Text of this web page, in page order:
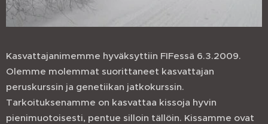
Kasvattajanimemme hyväksyttiin FIFessä 6.3.2009.
Olemme molemmat suorittaneet kasvattajan
peruskurssin ja genetiikan jatkokurssin.
Tarkoituksenamme on kasvattaa kissoja hyvin
pienimuotoisesti, pentue silloin tällöin. Kissamme ovat